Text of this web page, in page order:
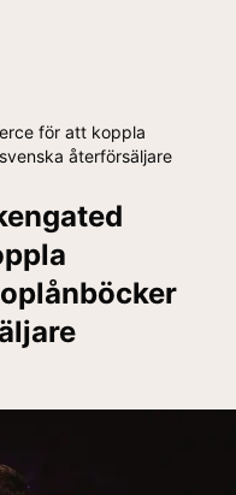
för att koppla
återförsäljare